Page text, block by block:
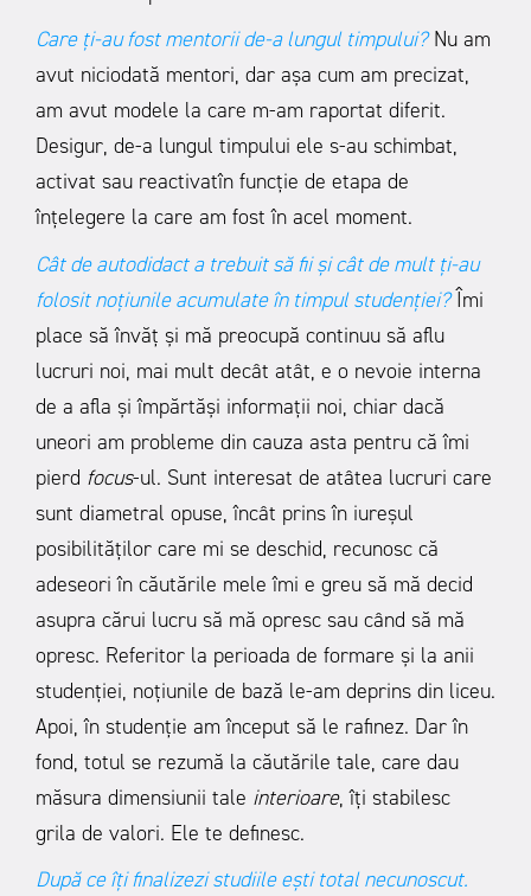
Care ți-au fost mentorii de-a lungul timpului? Nu am
avut niciodată mentori, dar așa cum am precizat,
am avut modele la care m-am raportat diferit.
Desigur, de-a lungul timpului ele s-au schimbat,
activat sau reactivatîn funcție de etapa de
înțelegere la care am fost în acel moment.
Cât de autodidact a trebuit să fii și cât de mult ți-au
folosit noțiunile acumulate în timpul studenției? Îmi
place să învăț și mă preocupă continuu să aflu
lucruri noi, mai mult decât atât, e o nevoie interna
de a afla și împărtăși informații noi, chiar dacă
uneori am probleme din cauza asta pentru că îmi
pierd focus-ul. Sunt interesat de atâtea lucruri care
sunt diametral opuse, încât prins în iureșul
posibilităților care mi se deschid, recunosc că
adeseori în căutările mele îmi e greu să mă decid
asupra cărui lucru să mă opresc sau când să mă
opresc. Referitor la perioada de formare și la anii
studenției, noțiunile de bază le-am deprins din liceu.
Apoi, în studenție am început să le rafinez. Dar în
fond, totul se rezumă la căutările tale, care dau
măsura dimensiunii tale interioare, îți stabilesc
grila de valori. Ele te definesc.
După ce îți finalizezi studiile ești total necunoscut.